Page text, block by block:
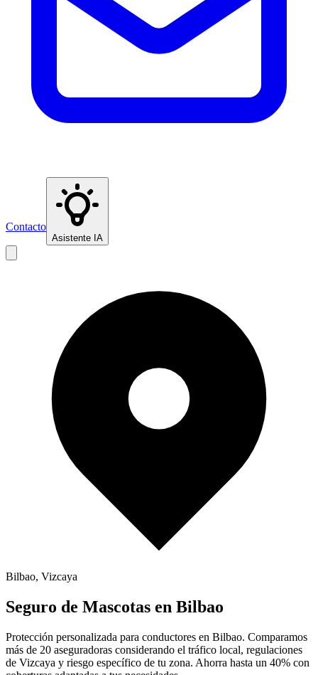
Contacto
Asistente IA
Bilbao, Vizcaya
Seguro de Mascotas en Bilbao
Protección personalizada para conductores en Bilbao. Comparamos
más de 20 aseguradoras considerando el tráfico local, regulaciones
de Vizcaya y riesgo específico de tu zona. Ahorra hasta un 40% con